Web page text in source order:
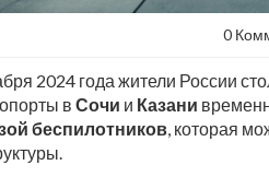
0
2024 года жители России
в Сочи и Казани
беспилотников, которая